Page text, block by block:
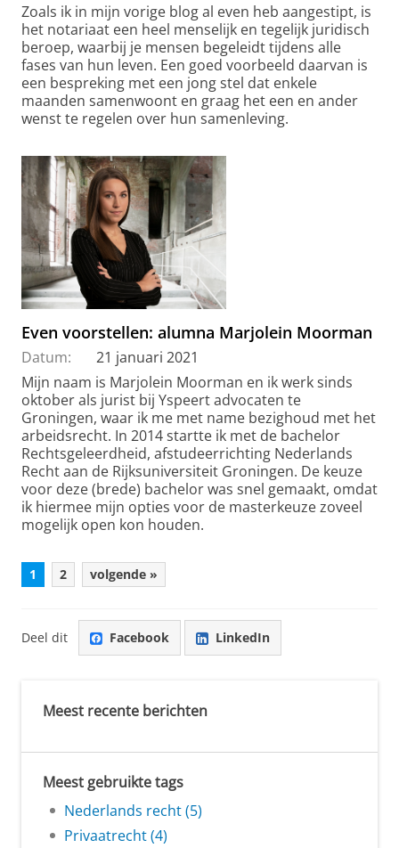
Zoals ik in mijn vorige blog al even heb aangestipt, is
het notariaat een heel menselijk en tegelijk juridisch
beroep, waarbij je mensen begeleidt tijdens alle
fases van hun leven. Een goed voorbeeld daarvan is
een bespreking met een jong stel dat enkele
maanden samenwoont en graag het een en ander
wenst te regelen over hun samenleving.
Even voorstellen: alumna Marjolein Moorman
Datum:
21 januari 2021
Mijn naam is Marjolein Moorman en ik werk sinds
oktober als jurist bij Yspeert advocaten te
Groningen, waar ik me met name bezighoud met het
arbeidsrecht. In 2014 startte ik met de bachelor
Rechtsgeleerdheid, afstudeerrichting Nederlands
Recht aan de Rijksuniversiteit Groningen. De keuze
voor deze (brede) bachelor was snel gemaakt, omdat
ik hiermee mijn opties voor de masterkeuze zoveel
mogelijk open kon houden.
1 2 volgende »
Deel dit Facebook LinkedIn
Meest recente berichten
Meest gebruikte tags
Nederlands recht (5)
Privaatrecht (4)